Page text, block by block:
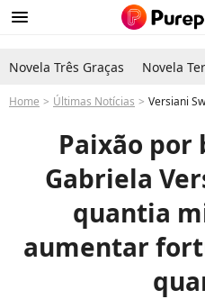
menu
Novela Três Graças Novela
Home Últimas Notícias Versiani Swim: fotos de
Paixão por
Gabriela
quantia
aumentar